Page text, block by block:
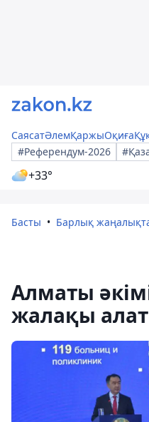
СаясатӘлемҚаржыОқиға
#Референдум-2026
+33°
Басты Барлық
Алматы
жалақы